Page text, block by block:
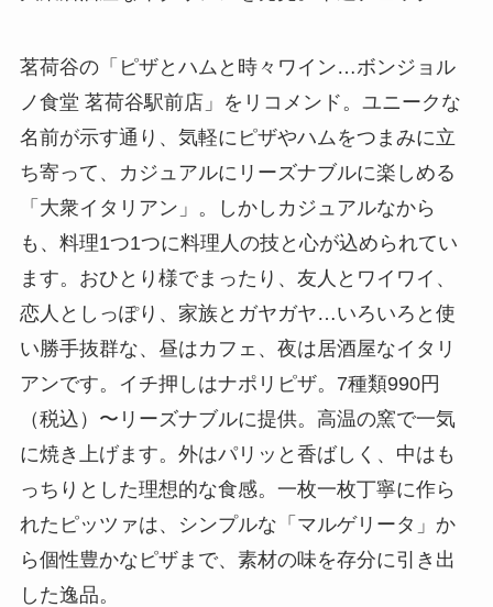
茗荷谷の「ピザとハムと時々ワイン…ボンジョル
ノ食堂 茗荷谷駅前店」をリコメンド。ユニークな
名前が示す通り、気軽にピザやハムをつまみに立
ち寄って、カジュアルにリーズナブルに楽しめる
「大衆イタリアン」。しかしカジュアルなから
も、料理1つ1つに料理人の技と心が込められてい
ます。おひとり様でまったり、友人とワイワイ、
恋人としっぽり、家族とガヤガヤ…いろいろと使
い勝手抜群な、昼はカフェ、夜は居酒屋なイタリ
アンです。イチ押しはナポリピザ。7種類990円
（税込）〜リーズナブルに提供。高温の窯で一気
に焼き上げます。外はパリッと香ばしく、中はも
っちりとした理想的な食感。一枚一枚丁寧に作ら
れたピッツァは、シンプルな「マルゲリータ」か
ら個性豊かなピザまで、素材の味を存分に引き出
した逸品。